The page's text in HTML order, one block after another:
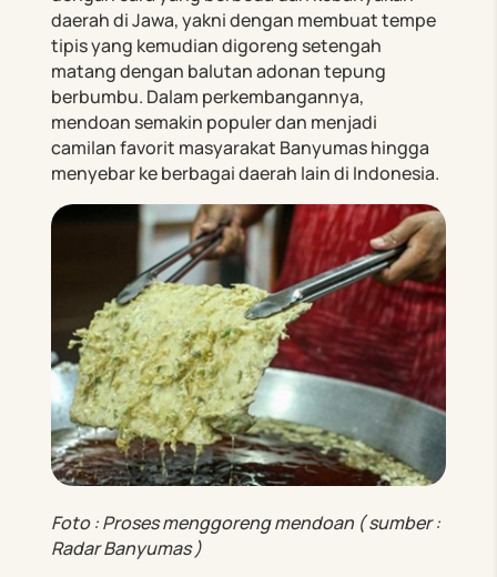
daerah di Jawa, yakni dengan membuat tempe
tipis yang kemudian digoreng setengah
matang dengan balutan adonan tepung
berbumbu. Dalam perkembangannya,
mendoan semakin populer dan menjadi
camilan favorit masyarakat Banyumas hingga
menyebar ke berbagai daerah lain di Indonesia.
Foto : Proses menggoreng mendoan ( sumber :
Radar Banyumas )